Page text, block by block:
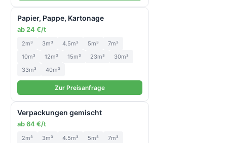
Papier, Pappe, Kartonage
ab 24 €/t
2m³ 3m³ 4.5m³ 5m³
7m³
10m³
12m³ 15m³ 23m³
30m³
33m³
40m³
Zur Preisanfrage
Verpackungen gemischt
ab 64 €/t
2m³ 3m³ 4.5m³ 5m³ 7m³